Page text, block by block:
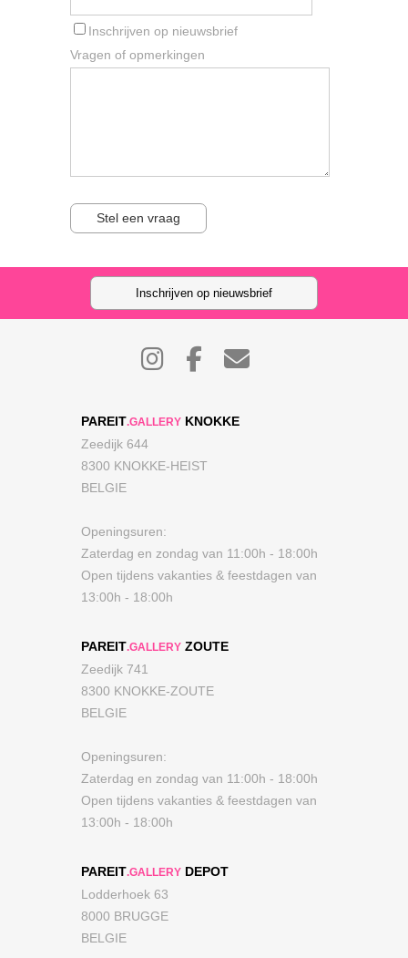
Inschrijven op nieuwsbrief
Vragen of opmerkingen
Stel een vraag
Inschrijven op nieuwsbrief
PAREIT.GALLERY KNOKKE
Zeedijk 644
8300 KNOKKE-HEIST
BELGIE
Openingsuren:
Zaterdag en zondag van 11:00h - 18:00h
Open tijdens vakanties & feestdagen van
13:00h - 18:00h
PAREIT.GALLERY ZOUTE
Zeedijk 741
8300 KNOKKE-ZOUTE
BELGIE
Openingsuren:
Zaterdag en zondag van 11:00h - 18:00h
Open tijdens vakanties & feestdagen van
13:00h - 18:00h
PAREIT.GALLERY DEPOT
Lodderhoek 63
8000 BRUGGE
BELGIE